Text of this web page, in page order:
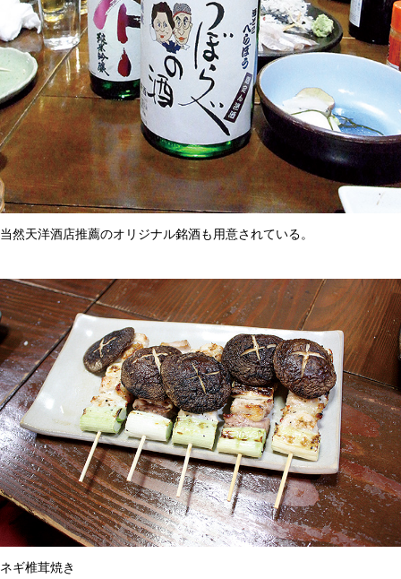
当然天洋酒店推薦のオリジナル銘酒も用意されている。
ネギ椎茸焼き